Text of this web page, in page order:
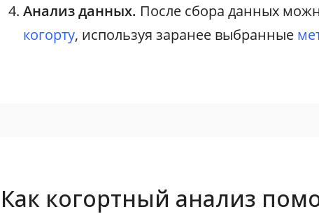
Анализ данных. После сбора данных
когорту, используя заранее выбранные
Как когортный анализ